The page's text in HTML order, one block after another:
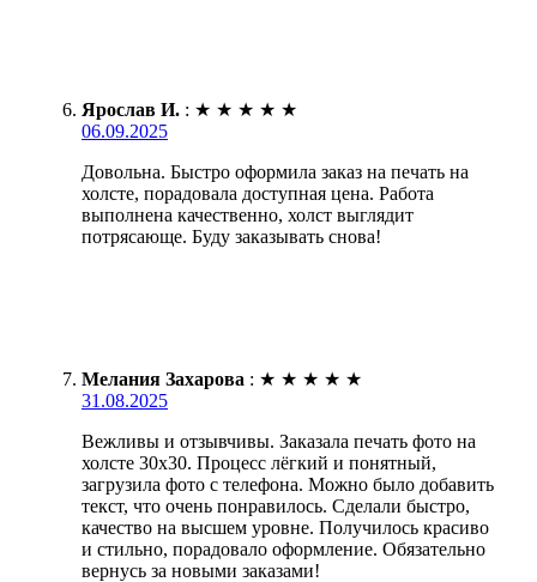
Ярослав И. : ★ ★ ★ ★ ★
06.09.2025
Довольна. Быстро оформила заказ на печать на
холсте, порадовала доступная цена. Работа
выполнена качественно, холст выглядит
потрясающе. Буду заказывать снова!
Мелания Захарова : ★ ★ ★ ★ ★
31.08.2025
Вежливы и отзывчивы. Заказала печать фото на
холсте 30х30. Процесс лёгкий и понятный,
загрузила фото с телефона. Можно было добавить
текст, что очень понравилось. Сделали быстро,
качество на высшем уровне. Получилось красиво
и стильно, порадовало оформление. Обязательно
вернусь за новыми заказами!